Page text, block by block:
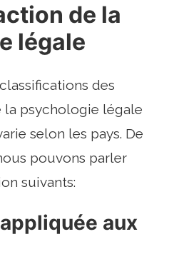
de la
légale
des
la psychologie légale
selon les pays. De
pouvons parler
suivants:
aux